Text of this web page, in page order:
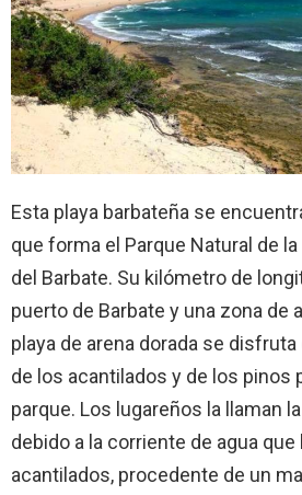
Esta playa barbateña se
que forma el Parque Natural de
del Barbate. Su kilómetro de
puerto de Barbate y una zona de
playa de arena dorada se
de los acantilados y de los pinos
parque. Los lugareños la llaman
debido a la corriente de agua que
acantilados, procedente de un